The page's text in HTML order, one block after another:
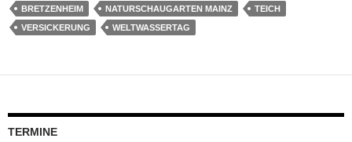
BRETZENHEIM NATURSCHAUGARTEN MAINZ
TEICH
VERSICKERUNG
WELTWASSERTAG
TERMINE